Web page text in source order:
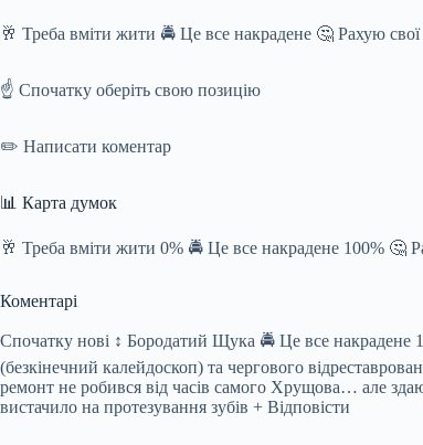
🥂 Треба вміти жити 🚔 Це все накрадене 🤔 Рахую свої
☝️ Спочатку оберіть свою позицію
✏️ Написати коментар
📊 Карта думок
🥂 Треба вміти жити 0% 🚔 Це все накрадене 100% 🤔
Коментарі
Спочатку нові ↕ Бородатий Щука 🚔 Це все накрадене
(безкінечний калейдоскоп) та чергового
ремонт не робився від часів самого Хрущова… але
вистачило на протезування зубів + Відповісти